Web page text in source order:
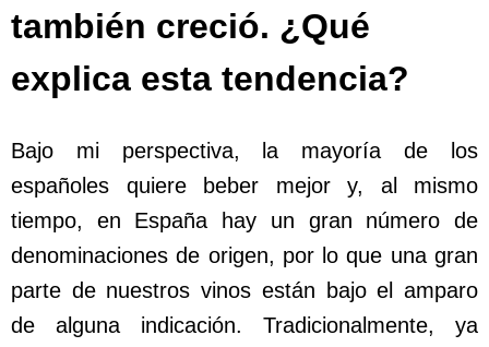
también creció. ¿Qué
explica esta tendencia?
Bajo mi perspectiva, la mayoría de los
españoles quiere beber mejor y, al mismo
tiempo, en España hay un gran número de
denominaciones de origen, por lo que una gran
parte de nuestros vinos están bajo el amparo
de alguna indicación. Tradicionalmente, ya